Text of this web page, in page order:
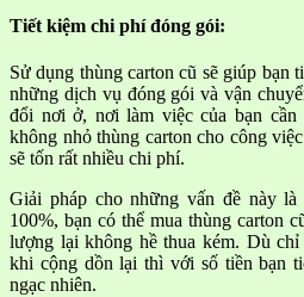
Tiết kiệm chi phí đóng gói:
Sử dụng thùng carton cũ sẽ giúp bạn
những dịch vụ đóng gói và vận
đổi nơi ở, nơi làm việc của bạn
không nhỏ thùng carton cho công
sẽ tốn rất nhiều chi phí.
Giải pháp cho những vấn đề này
100%, bạn có thể mua thùng carton
lượng lại không hề thua kém. Dù
khi cộng dồn lại thì với số tiền bạn
ngạc nhiên.